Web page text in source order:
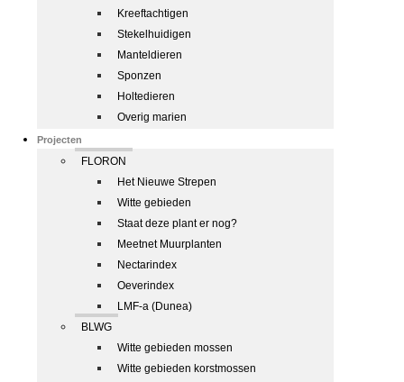
Kreeftachtigen
Stekelhuidigen
Manteldieren
Sponzen
Holtedieren
Overig marien
Projecten
FLORON
Het Nieuwe Strepen
Witte gebieden
Staat deze plant er nog?
Meetnet Muurplanten
Nectarindex
Oeverindex
LMF-a (Dunea)
BLWG
Witte gebieden mossen
Witte gebieden korstmossen